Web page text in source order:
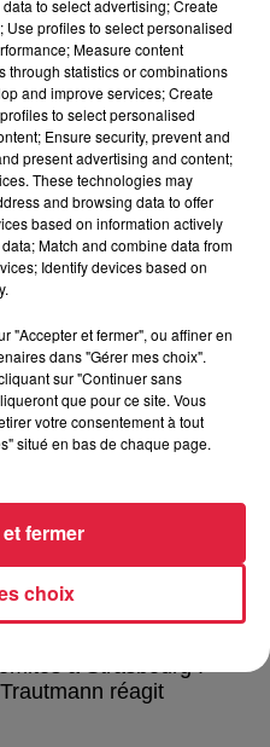
Christmas Garden de
2023 se dévoile
pour 2023
- Modifié : 3 novembre
l’eau brune sort des
à Strasbourg :
réagit
to select advertising; Create
profiles to select personalised
Measure content
through statistics or combinations
and improve services; Create
to select personalised
Ensure security, prevent and
present advertising and content;
These technologies may
and browsing data to offer
based on information actively
Match and combine data from
Identify devices based on
"Accepter et fermer", ou affiner en
dans "Gérer mes choix".
sur "Continuer sans
que pour ce site. Vous
votre consentement à tout
situé en bas de chaque page.
choix
fermer